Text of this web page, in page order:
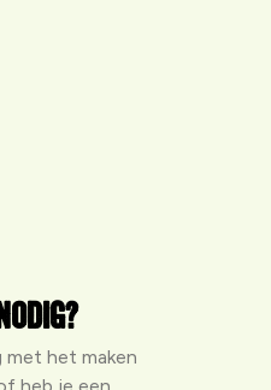
met het maken